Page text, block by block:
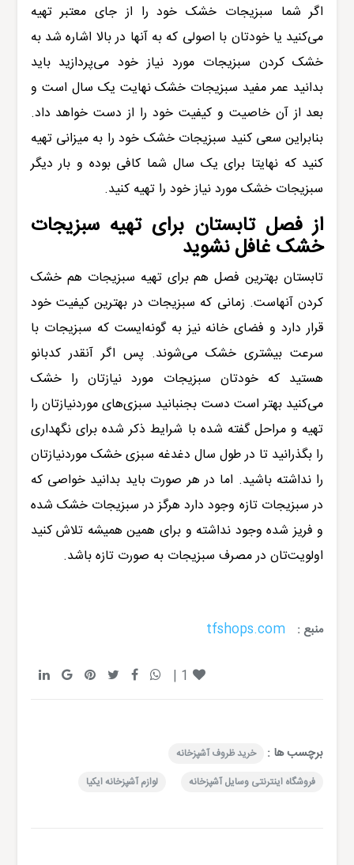
اگر شما سبزیجات خشک خود را از جای معتبر تهیه
می‌کنید یا خودتان با اصولی که به آنها در بالا اشاره شد به
خشک کردن سبزیجات مورد نیاز خود می‌پردازید باید
بدانید عمر مفید سبزیجات خشک نهایت یک سال است و
بعد از آن خاصیت و کیفیت خود را از دست خواهد داد.
بنابراین سعی کنید سبزیجات خشک خود را به میزانی تهیه
کنید که نهایتا برای یک سال شما کافی بوده و بار دیگر
سبزیجات خشک مورد نیاز خود را تهیه کنید.
از فصل تابستان برای تهیه سبزیجات
خشک غافل نشوید
تابستان بهترین فصل هم برای تهیه سبزیجات هم خشک
کردن آنهاست. زمانی که سبزیجات در بهترین کیفیت خود
قرار دارد و فضای خانه نیز به گونه‌ایست که سبزیجات با
سرعت بیشتری خشک می‌شوند. پس اگر آنقدر کدبانو
هستید که خودتان سبزیجات مورد نیازتان را خشک
می‌کنید بهتر است دست بجنبانید سبزی‌های موردنیازتان را
تهیه و مراحل گفته شده با شرایط ذکر شده برای نگهداری
را بگذرانید تا در طول سال دغدغه سبزی خشک موردنیازتان
را نداشته باشید. اما در هر صورت باید بدانید خواصی که
در سبزیجات تازه وجود دارد هرگز در سبزیجات خشک شده
و فریز شده وجود نداشته و برای همین همیشه تلاش کنید
اولویت‌تان در مصرف سبزیجات به صورت تازه باشد.
منبع : tfshops.com
1
|
برچسب ها :
خرید ظروف آشپزخانه
فروشگاه اینترنتی وسایل آشپزخانه
لوازم آشپزخانه ایکیا